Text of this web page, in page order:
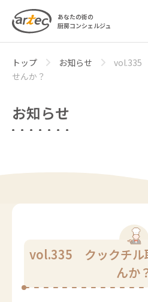
あなたの街の
厨房コンシェルジュ
トップ お知らせ
vol.335
せんか？
お知らせ
vol.335 クックチル
んか